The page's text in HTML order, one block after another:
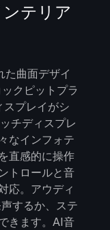
テリア
た曲面デザイ
クピットプラ
プレイがシ
チディスプレ
なインフォテ
直感的に操作
トロールと音
応。アウディ
するか、ステ
きます。AI音